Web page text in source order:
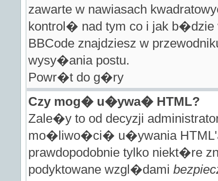
zawarte w nawiasach
kontrol� nad tym co i jak
BBCode znajdziesz w
wysy�ania postu.
Powr�t do g�ry
Czy mog� u�ywa� HTML?
Zale�y to od decyzji
mo�liwo�ci� u�ywania
prawdopodobnie tylko niekt�re
podyktowane wzgl�dami